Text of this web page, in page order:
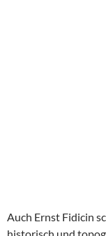
Auch Ernst Fidicin